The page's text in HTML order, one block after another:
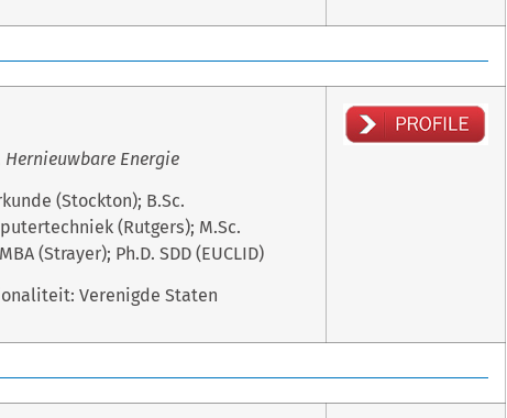
Energie
(Stockton); B.Sc.
(Rutgers); M.Sc.
(Strayer); Ph.D. SDD (EUCLID)
Verenigde Staten